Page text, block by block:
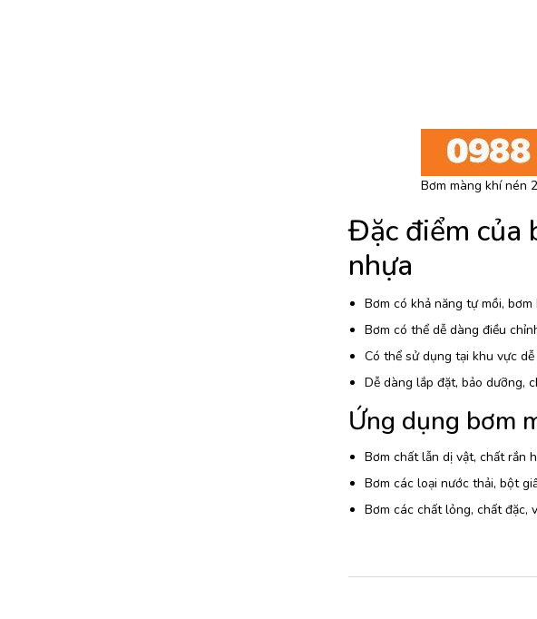
Bơm màng khí nén
Đặc điểm của
nhựa
Bơm có khả năng tự mồi,
Bơm có thể dễ dàng điều
Có thể sử dụng tại khu vực
Dễ dàng lắp đặt, bảo dưỡng,
Ứng dụng bơm
Bơm chất lẫn dị vật, chất rắn
Bơm các loại nước thải, bột
Bơm các chất lỏng, chất đặc,